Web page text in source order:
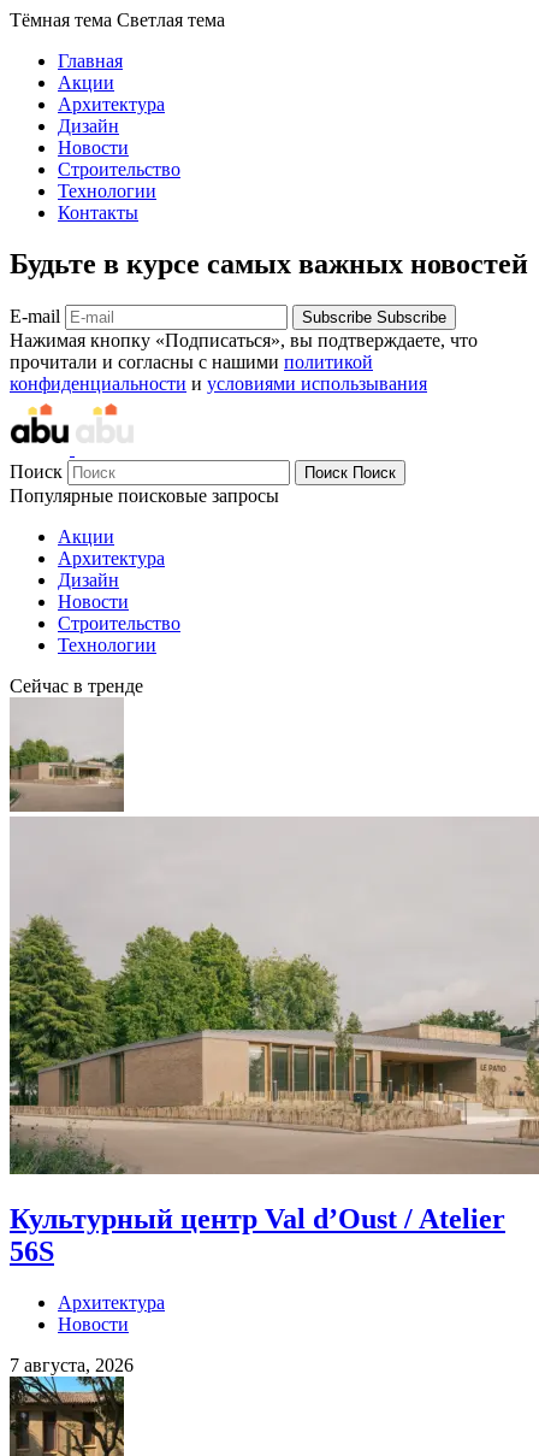
Тёмная тема Светлая тема
Главная
Акции
Архитектура
Дизайн
Новости
Строительство
Технологии
Контакты
Будьте в курсе самых важных новостей
E-mail Subscribe Subscribe
Нажимая кнопку «Подписаться», вы подтверждаете, что
прочитали и согласны с нашими политикой
конфиденциальности и условиями использывания
Поиск Поиск Поиск
Популярные поисковые запросы
Акции
Архитектура
Дизайн
Новости
Строительство
Технологии
Сейчас в тренде
Культурный центр Val d’Oust / Atelier
56S
Архитектура
Новости
7 августа, 2026